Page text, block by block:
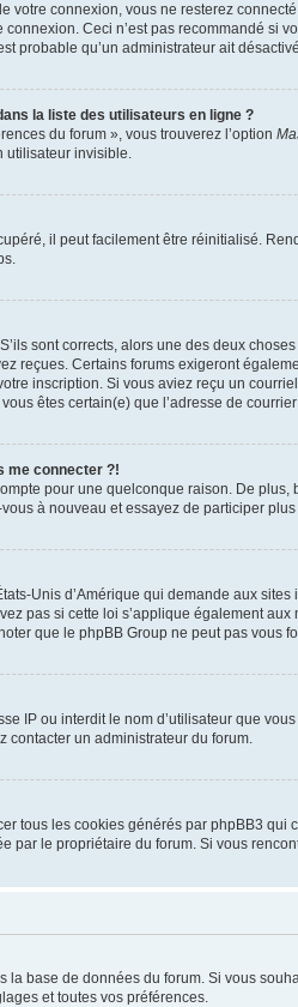
votre connexion, vous ne resterez
Ceci n’est pas recommandé si
probable qu’un administrateur ait
la liste des utilisateurs en ligne ?
du forum », vous trouverez l’option
utilisateur invisible.
il peut facilement être réinitialisé.
sont corrects, alors une des deux
reçues. Certains forums exigeront
inscription. Si vous aviez reçu un
êtes certain(e) que l’adresse de
me connecter ?!
pour une quelconque raison. De
à nouveau et essayez de participer
Unis d’Amérique qui demande aux
pas si cette loi s’applique également
que le phpBB Group ne peut pas vous
IP ou interdit le nom d’utilisateur que
contacter un administrateur du forum.
tous les cookies générés par phpBB3
par le propriétaire du forum. Si vous
base de données du forum. Si vous
et toutes vos préférences.